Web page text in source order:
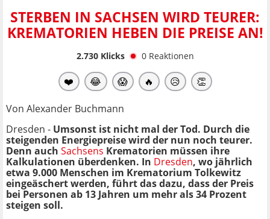
STERBEN IN SACHSEN WIRD TEURER:
KREMATORIEN HEBEN DIE PREISE AN!
2.730Klicks 0 Reaktionen
❤️ 😂 😱 🔥 😥 👏
Von Alexander Buchmann
Dresden - Umsonst ist nicht mal der Tod. Durch die
steigenden Energiepreise wird der nun noch teurer.
Denn auch Sachsens Krematorien müssen ihre
Kalkulationen überdenken. In Dresden, wo jährlich
etwa 9.000 Menschen im Krematorium Tolkewitz
eingeäschert werden, führt das dazu, dass der Preis
bei Personen ab 13 Jahren um mehr als 34 Prozent
steigen soll.